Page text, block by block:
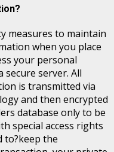
measures to maintain
when you place
your personal
server. All
is transmitted via
and then encrypted
database only to be
special access rights
to?keep the